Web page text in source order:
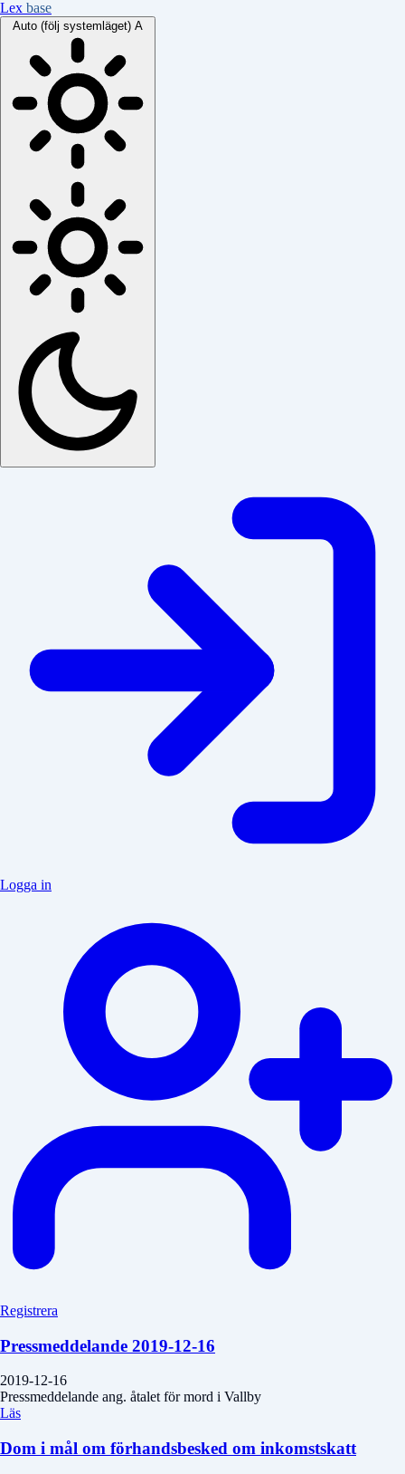
Lex base
Auto (följ systemläget) A
Logga in
Registrera
Pressmeddelande 2019-12-16
2019-12-16
Pressmeddelande ang. åtalet för mord i Vallby
Läs
Dom i mål om förhandsbesked om inkomstskatt